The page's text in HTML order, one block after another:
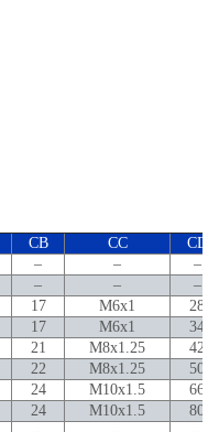
CB CC
CD
– –
–
– –
–
17 M6x1
28
17 M6x1
34
21 M8x1.25
42
22 M8x1.25
50
24 M10x1.5
66
24 M10x1.5
80